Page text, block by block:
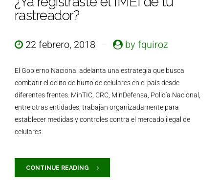
rastreador?
22 febrero, 2018 by fquiroz
El Gobierno Nacional adelanta una estrategia que busca
combatir el delito de hurto de celulares en el país desde
diferentes frentes. MinTIC, CRC, MinDefensa, Policía Nacional,
entre otras entidades, trabajan organizadamente para
establecer medidas y controles contra el mercado ilegal de
celulares.
CONTINUE READING